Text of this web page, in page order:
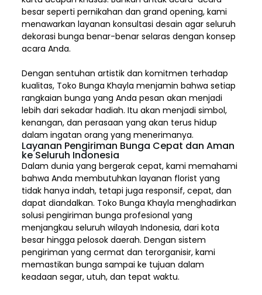
besar seperti pernikahan dan grand opening, kami
menawarkan layanan konsultasi desain agar seluruh
dekorasi bunga benar-benar selaras dengan konsep
acara Anda.
Dengan sentuhan artistik dan komitmen terhadap
kualitas, Toko Bunga Khayla menjamin bahwa setiap
rangkaian bunga yang Anda pesan akan menjadi
lebih dari sekadar hadiah. Itu akan menjadi simbol,
kenangan, dan perasaan yang akan terus hidup
dalam ingatan orang yang menerimanya.
Layanan Pengiriman Bunga Cepat dan Aman
ke Seluruh Indonesia
Dalam dunia yang bergerak cepat, kami memahami
bahwa Anda membutuhkan layanan florist yang
tidak hanya indah, tetapi juga responsif, cepat, dan
dapat diandalkan. Toko Bunga Khayla menghadirkan
solusi pengiriman bunga profesional yang
menjangkau seluruh wilayah Indonesia,dari kota
besar hingga pelosok daerah. Dengan sistem
pengiriman yang cermat dan terorganisir, kami
memastikan bunga sampai ke tujuan dalam
keadaan segar, utuh, dan tepat waktu.